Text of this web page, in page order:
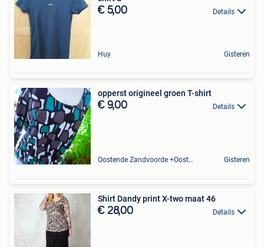
€ 5,00 Details
Huy Gisteren
opperst origineel groen T-shirt
€ 9,00 Details
Oostende Zandvoorde +Oostende Gisteren
Shirt Dandy print X-two maat 46
€ 28,00 Details